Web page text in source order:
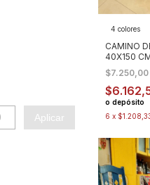
Aplicar
4 colores
CAMINO
40X150
$7.250,00
o depósito
6 x